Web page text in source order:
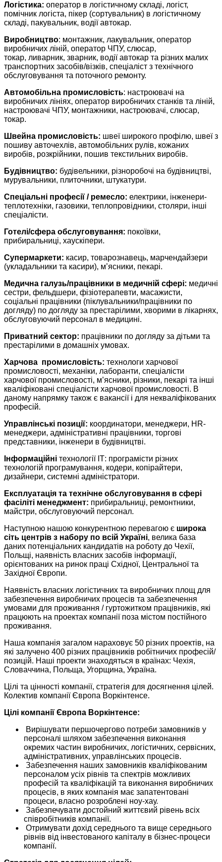
Логістика: оператор в логістичному складі, логіст,
помічник логіста, пікер (сортувальник) в логістичному
складі, пакувальник, водії автокар.
Виробництво: монтажник, лакувальник, оператор
виробничих ліній, оператор ЧПУ, слюсар,
токар, ливарник, зварник, водії автокар та різних малих
транспортних засобів/візків, спеціаліст з технічного
обслуговування та поточного ремонту.
Автомобільна промисловість: настроювачі на
виробничих лініях, оператор виробничих станків та ліній,
настроювачі ЧПУ, монтажники, настроювачі, слюсар,
токар.
Швейна промисловість: швеї широкого профілю, швеї з
пошиву авточехлів, автомобільних рулів, кожаних
виробів, розкрійники, пошив текстильних виробів.
Будівництво: будівельники, різноробочі на будівництві,
мурувальники, плиточники, штукатури.
Спеціальні професії / ремесло: електрики, інженери-
теплотехніки, газовики, теплопровідники, столяри, інші
спеціалісти.
Готелі/сфера обслуговування: покоївки,
прибиральниці, хаускіпери.
Супермаркети: касир, товарознавець, марчендайзери
(укладальники та касири), м’ясники, пекарі.
Медична галузь/працівники в медичній сфері: медичні
сестри, фельдшери, фізіотерапевти, масажисти,
соціальні працівники (піклувальники/працівники по
догляду) по догляду за престарілими, хворими в лікарнях,
обслуговуючий персонал в медицині.
Приватний сектор: працівники по догляду за дітьми та
престарілими в домашніх умовах.
Харчова промисловість: технологи харчової
промисловості, механіки, лаборанти, спеціалісти
харчової промисловості, м’ясники, різники, пекарі та інші
кваліфіковані спеціалісти харчової промисловості. В
даному напрямку також є вакансії і для некваліфікованих
професій.
Управлінські позиції: координатори, менеджери, HR-
менеджери, адміністративні працівники, торгові
представники, інженери в будівництві.
Інформаційні технології ІТ: програмісти різних
технологій програмування, кодери, копірайтери,
дизайнери, системні адміністратори.
Експлуатація та технічне обслуговування в сфері
фасіліті менеджмент: прибиральниці, ремонтники,
майстри, обслуговуючий персонал.
Наступною нашою конкурентною перевагою є широка
сіть центрів з набору по всій Україні, велика база
даних потенціальних кандидатів на роботу до Чехії,
Польщі, наявність власних засобів інформації,
орієнтованих на ринок праці Східної, Центральної та
Західної Європи.
Наявність власних логістичних та виробничих площ для
забезпечення виробничих процесів та забезпечення
умовами для проживання / гуртожитком працівників, які
працюють на проектах компанії поза містом постійного
проживання.
Наша компанія загалом нараховує 50 різних проектів, на
які залучено 400 різних працівників робітничих професій/
позицій. Наші проекти знаходяться в країнах: Чехія,
Словаччина, Польща, Угорщина, Україна.
Цілі та цінності компанії, стратегія для досягнення цілей.
Колектив компанії Європа Воркінтенсе.
Цілі компанії Європа Воркінтенсе:
Вирішувати першочергово потреби замовників у
персоналі шляхом забезпечення виконання
окремих частин виробничих, логістичних, сервісних,
адміністративних, управлінських процесів.
Забезпечення наших замовників кваліфікованим
персоналом усіх рівнів та спектрів можливих
професій та кваліфікацій та виконання виробничих
процесів, в яких компанія має запатентовані
процеси, власно розроблені ноу-хау.
Забезпечувати достойний життєвий рівень всіх
співробітників компанії.
Отримувати дохід середнього та вище середнього
рівнів від інвестованого капіталу в бізнес-процеси
компанії.